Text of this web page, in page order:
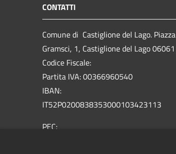
CONTATTI
Comune di Castiglione del Lago. Piazza
Gramsci, 1, Castiglione del Lago 06061
Codice Fiscale:
Partita IVA: 00366960540
IBAN:
IT52P0200838353000103423113
PEC: